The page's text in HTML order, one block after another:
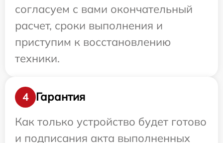
согласуем с вами окончательный
расчет, сроки выполнения и
приступим к восстановлению
техники.
4
Гарантия
Как только устройство будет готово
и подписания акта выполненных